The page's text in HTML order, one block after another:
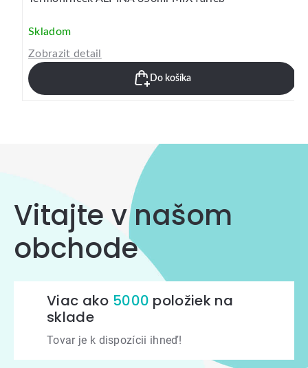
Skladom
Zobrazit detail
Do košíka
Vitajte v našom
obchode
Viac ako 5000 položiek na
sklade
Tovar je k dispozícii ihneď!